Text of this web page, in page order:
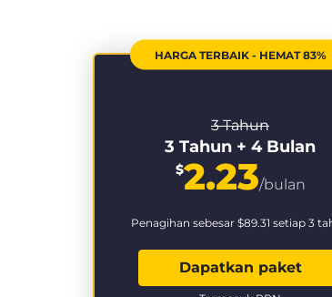
HARGA TERBAIK - HEMAT 83%
3 Tahun
3 Tahun + 4 Bulan
$2.23/bulan
Penagihan sebesar $89.31 setiap 3
Dapatkan paket